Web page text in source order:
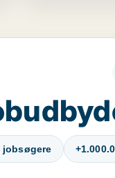
jobsøgere